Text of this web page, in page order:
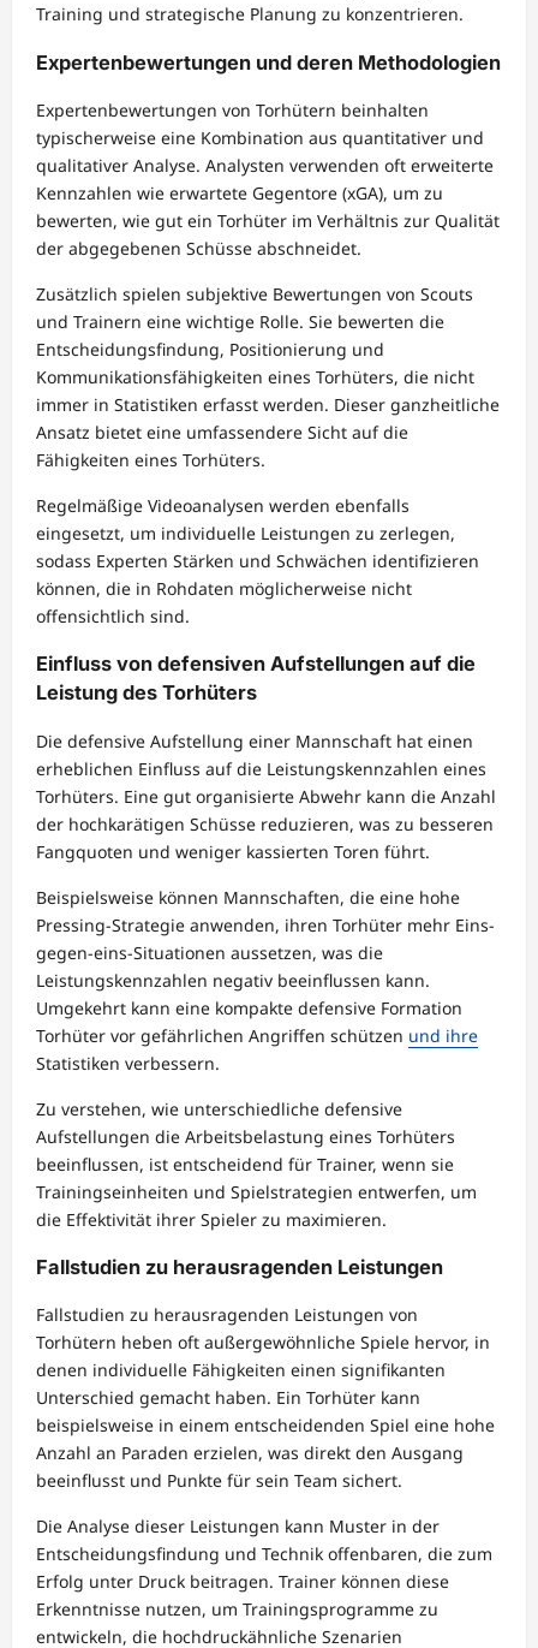
Training und strategische Planung zu konzentrieren.
Expertenbewertungen und deren Methodologien
Expertenbewertungen von Torhütern beinhalten
typischerweise eine Kombination aus quantitativer und
qualitativer Analyse. Analysten verwenden oft erweiterte
Kennzahlen wie erwartete Gegentore (xGA), um zu
bewerten, wie gut ein Torhüter im Verhältnis zur Qualität
der abgegebenen Schüsse abschneidet.
Zusätzlich spielen subjektive Bewertungen von Scouts
und Trainern eine wichtige Rolle. Sie bewerten die
Entscheidungsfindung, Positionierung und
Kommunikationsfähigkeiten eines Torhüters, die nicht
immer in Statistiken erfasst werden. Dieser ganzheitliche
Ansatz bietet eine umfassendere Sicht auf die
Fähigkeiten eines Torhüters.
Regelmäßige Videoanalysen werden ebenfalls
eingesetzt, um individuelle Leistungen zu zerlegen,
sodass Experten Stärken und Schwächen identifizieren
können, die in Rohdaten möglicherweise nicht
offensichtlich sind.
Einfluss von defensiven Aufstellungen auf die
Leistung des Torhüters
Die defensive Aufstellung einer Mannschaft hat einen
erheblichen Einfluss auf die Leistungskennzahlen eines
Torhüters. Eine gut organisierte Abwehr kann die Anzahl
der hochkarätigen Schüsse reduzieren, was zu besseren
Fangquoten und weniger kassierten Toren führt.
Beispielsweise können Mannschaften, die eine hohe
Pressing-Strategie anwenden, ihren Torhüter mehr Eins-
gegen-eins-Situationen aussetzen, was die
Leistungskennzahlen negativ beeinflussen kann.
Umgekehrt kann eine kompakte defensive Formation
Torhüter vor gefährlichen Angriffen schützen und ihre
Statistiken verbessern.
Zu verstehen, wie unterschiedliche defensive
Aufstellungen die Arbeitsbelastung eines Torhüters
beeinflussen, ist entscheidend für Trainer, wenn sie
Trainingseinheiten und Spielstrategien entwerfen, um
die Effektivität ihrer Spieler zu maximieren.
Fallstudien zu herausragenden Leistungen
Fallstudien zu herausragenden Leistungen von
Torhütern heben oft außergewöhnliche Spiele hervor, in
denen individuelle Fähigkeiten einen signifikanten
Unterschied gemacht haben. Ein Torhüter kann
beispielsweise in einem entscheidenden Spiel eine hohe
Anzahl an Paraden erzielen, was direkt den Ausgang
beeinflusst und Punkte für sein Team sichert.
Die Analyse dieser Leistungen kann Muster in der
Entscheidungsfindung und Technik offenbaren, die zum
Erfolg unter Druck beitragen. Trainer können diese
Erkenntnisse nutzen, um Trainingsprogramme zu
entwickeln, die hochdruckähnliche Szenarien